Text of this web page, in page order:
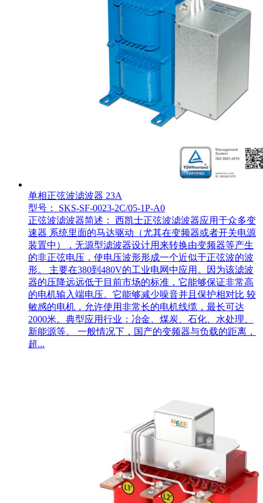
单相正弦波滤波器 23A
型号： SKS-SF-0023-2C/05-1P-A0
正弦波滤波器简述： 西凯士正弦波滤波器应用于众多变
速器 系统里面的马达驱动（尤其在变频器或者开关电源
装置中），无源型滤波器设计用来转换由变频器等产生
的非正弦电压，使电压波形形成一个近似于正弦波的波
形。 主要在380到480V的工业电网中应用。因为该滤波
器的压降远远低于目前市场的标准，它能够保证非常高
的电机输入端电压。它能够减少噪音并且保护相对比 较
敏感的电机，允许使用非常长的电机线缆，最长可达
2000米。典型应用行业：冶金、煤炭、石化、水处理、
新能源等。 一般情况下，国产的变频器与负载的距离，
超...